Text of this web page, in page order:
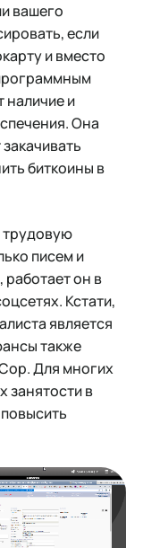
вашего
если
и вместо
наличие и
Она
биткоины в
трудовую
писем и
работает он в
Кстати,
является
также
Для многих
занятости в